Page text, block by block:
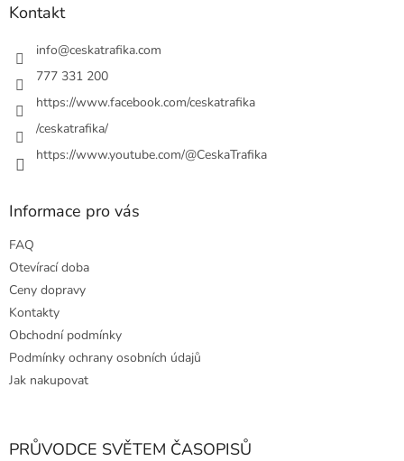
Kontakt
info@ceskatrafika.com
777 331 200
https://www.facebook.com/ceskatrafika
/ceskatrafika/
https://www.youtube.com/@CeskaTrafika
Informace pro vás
FAQ
Otevírací doba
Ceny dopravy
Kontakty
Obchodní podmínky
Podmínky ochrany osobních údajů
Jak nakupovat
PRŮVODCE SVĚTEM ČASOPISŮ